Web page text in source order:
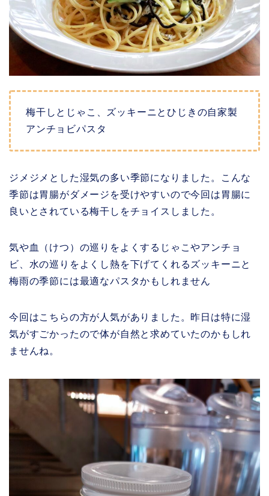
梅干しとじゃこ、ズッキーニとひじきの自家製
アンチョビパスタ
ジメジメとした湿気の多い季節になりました。こんな
季節は胃腸がダメージを受けやすいので今回は胃腸に
良いとされている梅干しをチョイスしました。
気や血（けつ）の巡りをよくするじゃこやアンチョ
ビ、水の巡りをよくし熱を下げてくれるズッキーニと
梅雨の季節には最適なパスタかもしれません
今回はこちらの方が人気がありました。昨日は特に湿
気がすごかったので体が自然と求めていたのかもしれ
ませんね。